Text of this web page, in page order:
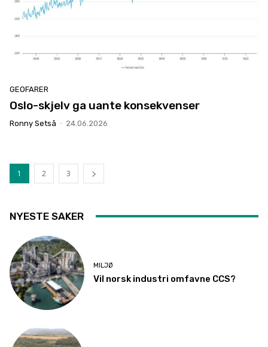
GEOFARER
Oslo-skjelv ga uante konsekvenser
Ronny Setså - 24.06.2026
1 2 3
NYESTE SAKER
MILJØ
Vil norsk industri omfavne CCS?